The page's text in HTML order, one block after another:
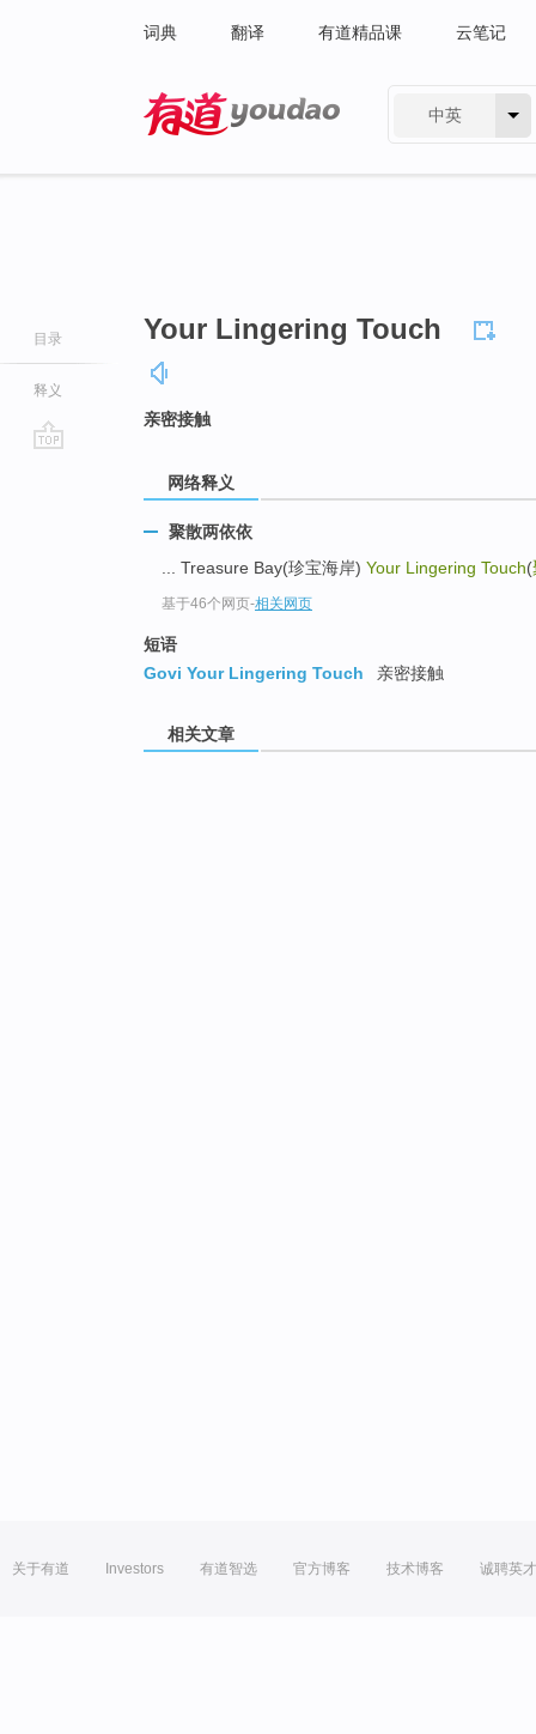
词典 翻译 有道精品课 云笔记
中英
目录
释义
Your Lingering Touch
亲密接触
网络释义
聚散两依依
... Treasure Bay(珍宝海岸) Your Lingering Touch(
基于46个网页-相关网页
短语
Govi Your Lingering Touch
亲密接触
相关文章
关于有道 Investors 有道智选 官方博客 技术博客 诚聘英才